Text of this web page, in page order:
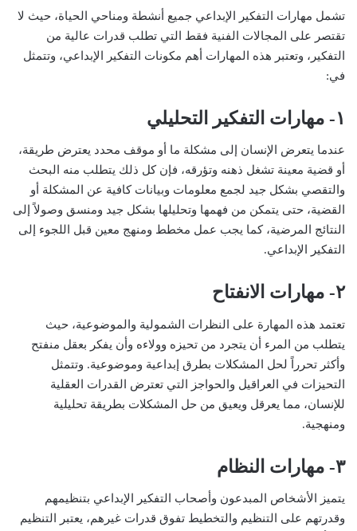
تشمل مهارات التفكير الإبداعي جميع أنشطة ومناحي الحياة، حيث لا
تقتصر على المجالات الفنية فقط التي تطلب قدرات عالية من
التفكير، وتعتبر هذه المهارات أهم مكونات التفكير الإبداعي، وتتمثل
في:
١- مهارات التفكير التحليلي
عندما يتعرض الإنسان إلى مشكلة ما أو موقف محدد يعترض طريقة،
أو قضية معينة تشغل ذهنه وتؤرقه، فإن كل ذلك يتطلب منه البحث
والتقصي بشكل جيد لجمع معلومات وبيانات كافية عن المشكلة أو
القضية، حتى يتمكن من فهمها وتحليلها بشكل جيد ومنسق وصولاً إلى
النتائج المرضية، كما يجب عمل مخطط ومنهج معين قبل اللجوء إلى
التفكير الإبداعي.
٢- مهارات الانفتاح
تعتمد هذه المهارة على النظرات الشمولية والموضوعية، حيث
يتطلب من المرء أن يتجرد من تحيزه وولاءه وأن يفكر بعقل منفتح
وأكثر تحرراً لحل المشكلات بطرق إبداعية وموضوعية. وتتمثل
التحيزات في العراقيل والحواجز التي تعترض القدرات العقلية
للإنسان، مما يعرقل ويعيق من حل المشكلات بطريقة تحليلية
ومنهجية.
٣- مهارات النظام
يتميز الأشخاص المبدعون وأصحاب التفكير الإبداعي بتنظيمهم
وقدرتهم على التنظيم والتخطيط تفوق قدرات غيرهم، يعتبر التنظيم